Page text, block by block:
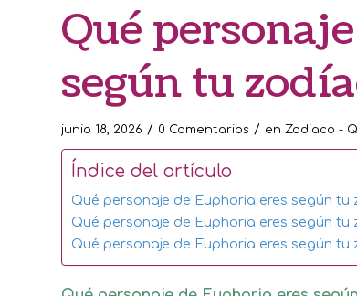
Qué
según tu
junio 18, 2026 / 0 Comentarios / en Zodiaco -
Índice del artículo
Qué personaje de Euphoria eres según
Qué personaje de Euphoria eres según
Qué personaje de Euphoria eres según